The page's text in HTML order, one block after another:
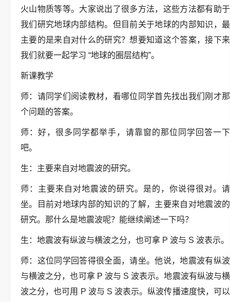
火山物质等等。大家说出了很多方法，这些方法都有助于
我们研究地球内部结构。但目前关于地球的内部知识，最
主要的是来自对什么的研究？想要知道这个答案，接下来
我们就要一起学习 “地球的圈层结构”。
新课教学
师：请同学们阅读教材，看哪位同学首先找出我们刚才那
个问题的答案。
师：好，很多同学都举手，请靠窗的那位同学回答一下
吧。
生：主要来自对地震波的研究。
师：主要来自对地震波的研究。是的，你说得很对。请
坐。目前对地球内部的知识的了解，主要来自对地震波的
研究。那什么是地震波呢？能继续阐述一下吗？
生：地震波有纵波与横波之分，也可拿 P 波与 S 波表示。
师：这位同学回答得很全面，请坐。他说，地震波有纵波
与横波之分，也可拿 P 波与 S 波表示。地震波有纵波与横
波之分，也可用 P 波与 S 波表示。纵波传播速度快，可以